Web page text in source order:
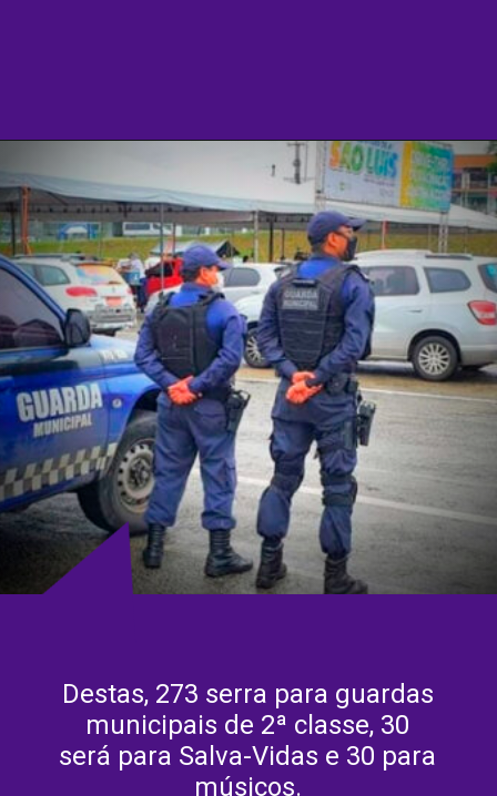
Destas, 273 serra para guardas
municipais de 2ª classe, 30
será para Salva-Vidas e 30 para
músicos.